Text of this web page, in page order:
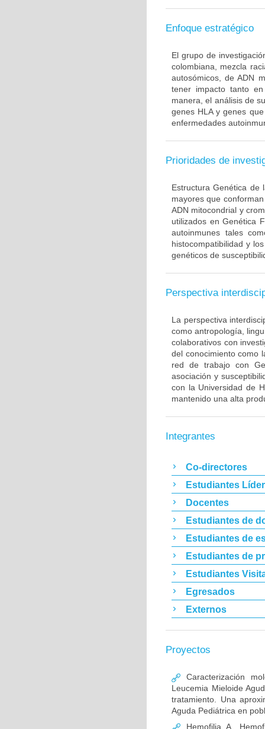
Enfoque estratégico
El grupo de
colombiana, mezcla
autosómicos, de ADN
tener impacto tanto
manera, el análisis de
genes HLA y genes
enfermedades
Prioridades de
Estructura Genética de
mayores que
ADN mitocondrial y
utilizados en Genética
autoinmunes tales
histocompatibilidad y
genéticos de
Perspectiva
La perspectiva
como antropología,
colaborativos con
del conocimiento como
red de trabajo con
asociación y
con la Universidad de
mantenido una alta
Integrantes
Co-directores
Estudiantes
Docentes
Estudiantes de
Estudiantes de
Estudiantes de
Estudiantes
Egresados
Externos
Proyectos
Caracterización
Leucemia Mieloide
tratamiento. Una
Aguda Pediátrica en
Hemofilia A,